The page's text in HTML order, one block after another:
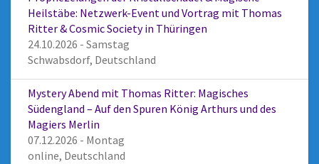
Heilstäbe: Netzwerk-Event und Vortrag mit Thomas
Ritter & Cosmic Society in Thüringen
24.10.2026 - Samstag
Schwabsdorf, Deutschland
Mystery Abend mit Thomas Ritter: Magisches
Südengland – Auf den Spuren König Arthurs und des
Magiers Merlin
07.12.2026 - Montag
online, Deutschland